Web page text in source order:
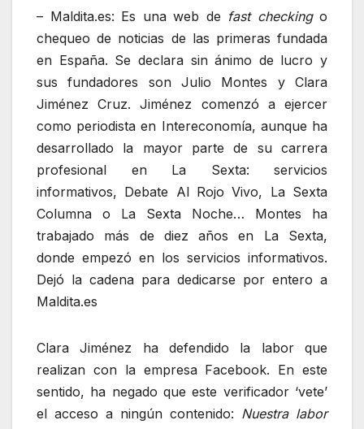
– Maldita.es: Es una web de fast checkingo
chequeo de noticias de las primeras fundada
en España. Se declara sin ánimo de lucro y
sus fundadores son Julio Montes y Clara
Jiménez Cruz. Jiménez comenzó a ejercer
como periodista en Intereconomía, aunque ha
desarrollado la mayor parte de su carrera
profesional en La Sexta: servicios
informativos, Debate Al Rojo Vivo, La Sexta
Columna o La Sexta Noche… Montes ha
trabajado más de diez años en La Sexta,
donde empezó en los servicios informativos.
Dejó la cadena para dedicarse por entero a
Maldita.es
Clara Jiménez ha defendido la labor que
realizan con la empresa Facebook. En este
sentido, ha negado que este verificador ‘vete’
el acceso a ningún contenido: Nuestra labor